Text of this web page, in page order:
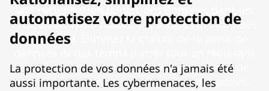
a
une récupération fluides des données dans les
environnements cadres, les centres de données
et le cloud. Éliminez la crainte de la perte de
le coût de possession grâce aux solutions de
protection des données de pointe de Lenovo.
automatisez votre protection de
données
La protection de vos données n'a jamais été
aussi importante. Les cybermenaces, les